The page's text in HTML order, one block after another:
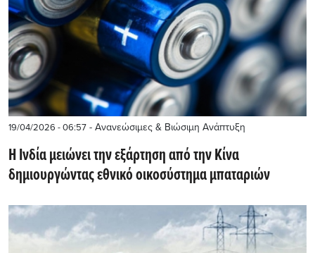
19/04/2026 - 06:57 - Ανανεώσιμες & Βιώσιμη Ανάπτυξη
Η Ινδία μειώνει την εξάρτηση από την Κίνα
δημιουργώντας εθνικό οικοσύστημα μπαταριών